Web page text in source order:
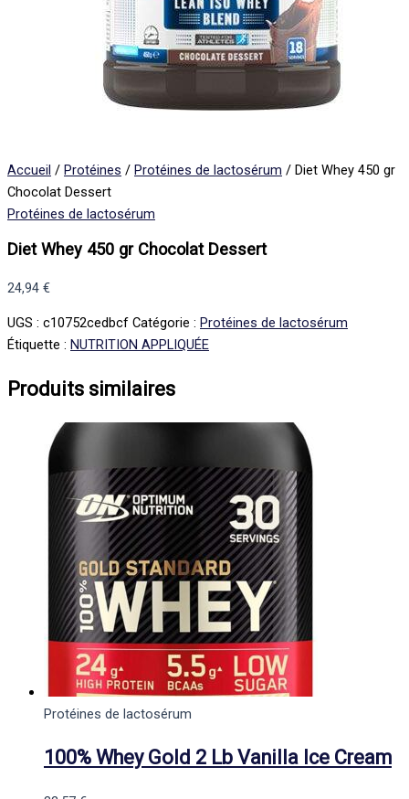
Accueil / Protéines / Protéines de lactosérum / Diet Whey 450 gr
Chocolat Dessert
Protéines de lactosérum
Diet Whey 450 gr Chocolat Dessert
24,94 €
UGS : c10752cedbcf Catégorie : Protéines de lactosérum
Étiquette : NUTRITION APPLIQUÉE
Produits similaires
Protéines de lactosérum
100% Whey Gold 2 Lb Vanilla Ice Cream